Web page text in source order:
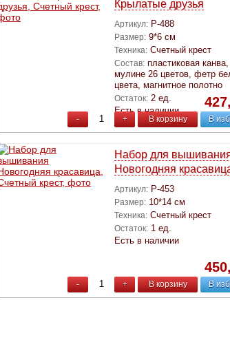
Крылатые друзья
Артикул: Р-488
Размер: 9*6 см
Техника: Счетный крест
Состав: пластиковая
мулине 26 цветов, фетр
цвета, магнитное полотно
Остаток: 2 ед.
Есть в наличии
- + В корзину В
Набор для
Новогодняя
Артикул: Р-453
Размер: 10*14 см
Техника: Счетный крест
Остаток: 1 ед.
Есть в наличии
- + В корзину В